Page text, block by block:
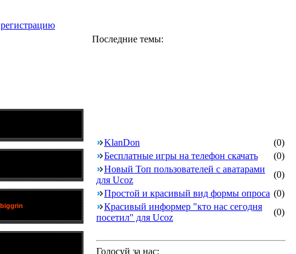
регистрацию
Последние темы:
KlanDon
(0)
Бесплатные игры на телефон скачать
(0)
Новый Топ пользователей с аватарами
для Ucoz
(0)
Простой и красивый вид формы опроса (0)
Красивый информер "кто нас сегодня
посетил" для Ucoz
(0)
Голосуй за нас: